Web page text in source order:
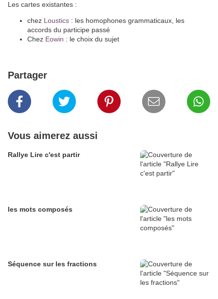
Les cartes existantes :
chez Loustics : les homophones grammaticaux, les
accords du participe passé
Chez Eowin : le choix du sujet
Partager
Vous aimerez aussi
Rallye Lire c'est partir
les mots composés
Séquence sur les fractions